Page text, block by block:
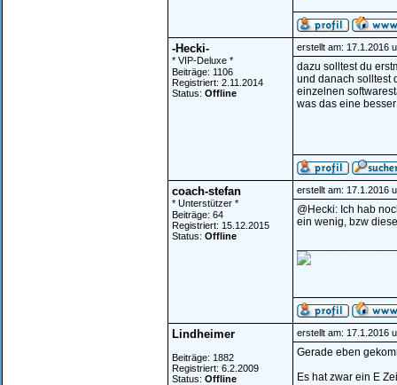
-Hecki-
* VIP-Deluxe *
Beiträge: 1106
Registriert: 2.11.2014
Status: Offline
erstellt am: 17.1.2016
dazu solltest du
und danach solltest
einzelnen
was das eine
coach-stefan
* Unterstützer *
Beiträge: 64
Registriert: 15.12.2015
Status: Offline
erstellt am: 17.1.2016
@Hecki: Ich hab
ein wenig, bzw
Lindheimer
Beiträge: 1882
Registriert: 6.2.2009
Status: Offline
erstellt am: 17.1.2016
Gerade eben
Es hat zwar ein E